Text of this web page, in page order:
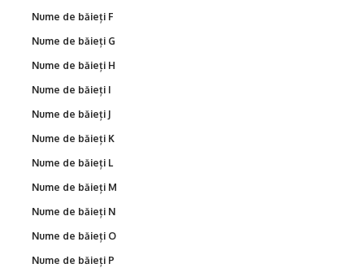
Nume de băieți F
Nume de băieți G
Nume de băieți H
Nume de băieți I
Nume de băieți J
Nume de băieți K
Nume de băieți L
Nume de băieți M
Nume de băieți N
Nume de băieți O
Nume de băieți P